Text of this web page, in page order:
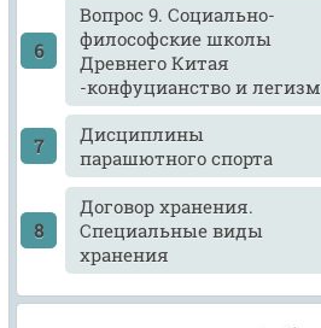
Вопрос 9. Социально-
философские школы
Древнего Китая
-конфуцианство и легизм
Дисциплины
парашютного спорта
Договор хранения.
Специальные виды
хранения